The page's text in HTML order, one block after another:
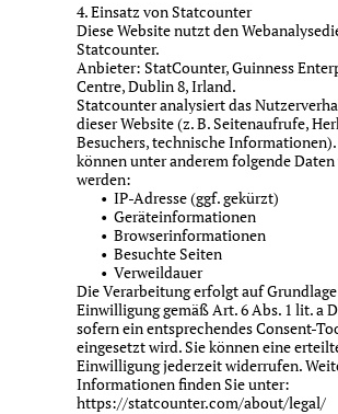
4. Einsatz von Statcounter
Diese Website nutzt den
Statcounter.
Anbieter: StatCounter, Guinness
Centre, Dublin 8, Irland.
Statcounter analysiert das
dieser Website (z. B. Seitenaufrufe,
Besuchers, technische
können unter anderem folgende
werden:
IP-Adresse (ggf. gekürzt)
Geräteinformationen
Browserinformationen
Besuchte Seiten
Verweildauer
Die Verarbeitung erfolgt auf
Einwilligung gemäß Art. 6 Abs. 1 lit. a
sofern ein entsprechendes Consent-
eingesetzt wird. Sie können eine
Einwilligung jederzeit widerrufen.
Informationen finden Sie unter:
https://statcounter.com/about/legal/